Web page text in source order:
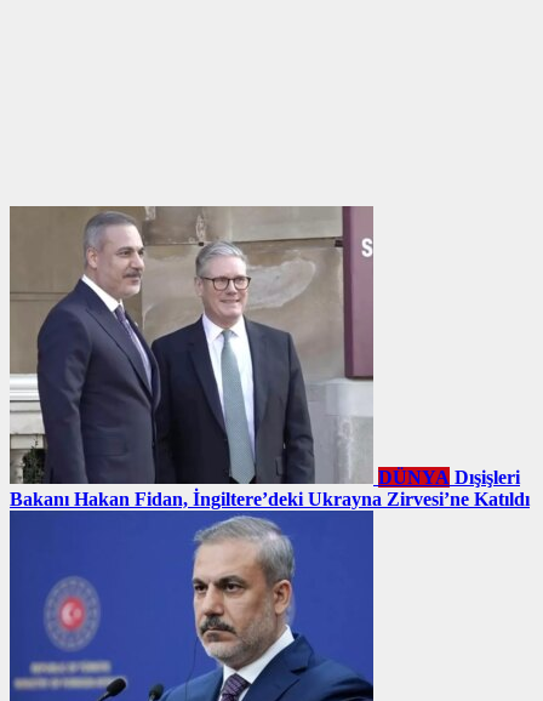
DÜNYA Dışişleri
Bakanı Hakan Fidan, İngiltere’deki Ukrayna Zirvesi’ne Katıldı